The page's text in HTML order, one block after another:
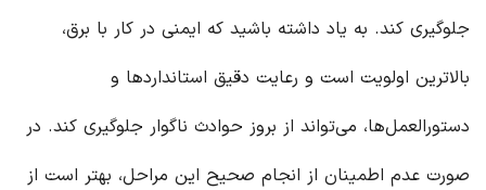
جلوگیری کند. به یاد داشته باشید که ایمنی در کار با برق،
بالاترین اولویت است و رعایت دقیق استانداردها و
دستورالعمل‌ها، می‌تواند از بروز حوادث ناگوار جلوگیری کند. در
صورت عدم اطمینان از انجام صحیح این مراحل، بهتر است از